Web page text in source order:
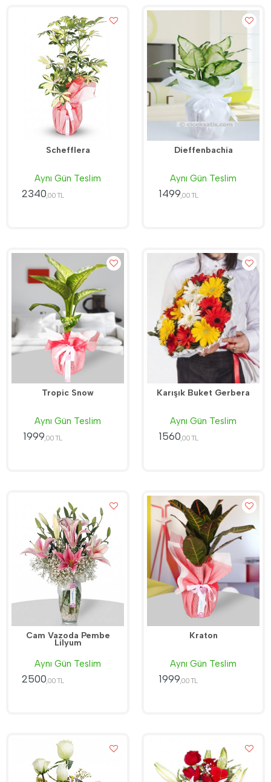
Schefflera
Aynı Gün Teslim
2340,00 TL
Dieffenbachia
Aynı Gün Teslim
1499,00 TL
Tropic Snow
Aynı Gün Teslim
1999,00 TL
Karışık Buket Gerbera
Aynı Gün Teslim
1560,00 TL
Cam Vazoda Pembe
Lilyum
Aynı Gün Teslim
2500,00 TL
Kraton
Aynı Gün Teslim
1999 ,00 TL